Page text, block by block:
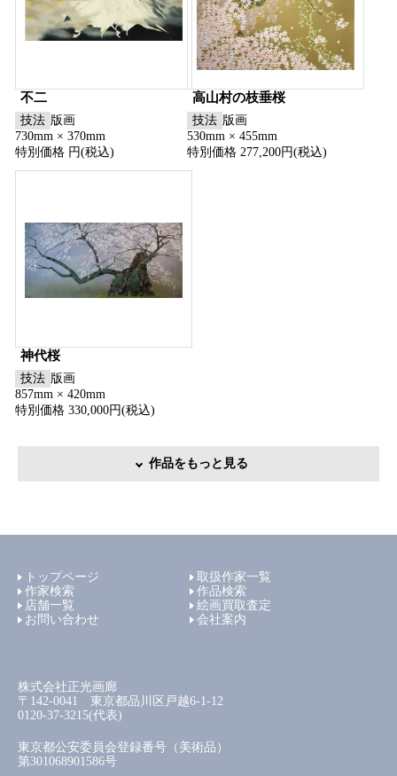
不二
技法 版画
730mm × 370mm
特別価格 円(税込)
高山村の枝垂桜
技法 版画
530mm × 455mm
特別価格 277,200円(税込)
神代桜
技法 版画
857mm × 420mm
特別価格 330,000円(税込)
作品をもっと見る
トップページ
取扱作家一覧
作家検索
作品検索
店舗一覧
絵画買取査定
お問い合わせ
会社案内
株式会社正光画廊
〒142-0041 東京都品川区戸越6-1-12
0120-37-3215(代表)
東京都公安委員会登録番号（美術品）
第301068901586号